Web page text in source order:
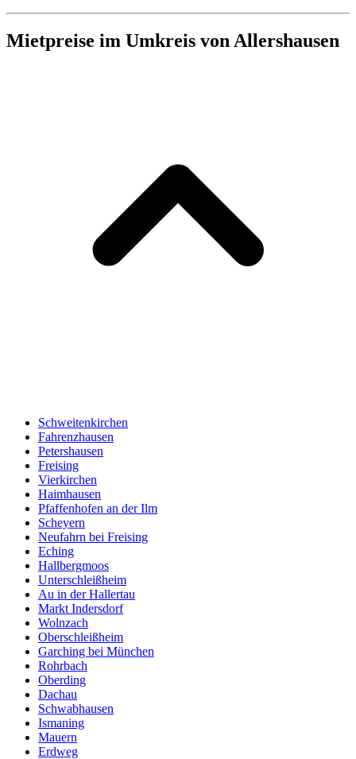
Mietpreise im Umkreis von Allershausen
Schweitenkirchen
Fahrenzhausen
Petershausen
Freising
Vierkirchen
Haimhausen
Pfaffenhofen an der Ilm
Scheyern
Neufahrn bei Freising
Eching
Hallbergmoos
Unterschleißheim
Au in der Hallertau
Markt Indersdorf
Wolnzach
Oberschleißheim
Garching bei München
Rohrbach
Oberding
Dachau
Schwabhausen
Ismaning
Mauern
Erdweg